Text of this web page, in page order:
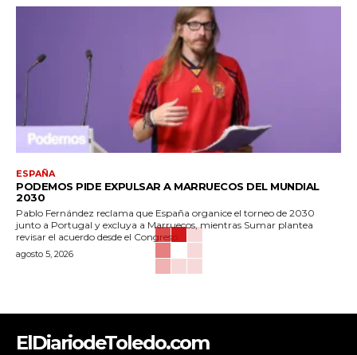
ESPAÑA
PODEMOS PIDE EXPULSAR A MARRUECOS DEL MUNDIAL
2030
Pablo Fernández reclama que España organice el torneo de 2030
junto a Portugal y excluya a Marruecos, mientras Sumar plantea
revisar el acuerdo desde el Congreso.
agosto 5, 2026
ElDiariodeToledo.com